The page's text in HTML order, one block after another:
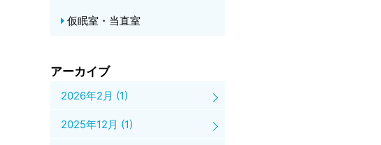
仮眠室・当直室
アーカイブ
2026年2月 (1)
2025年12月 (1)